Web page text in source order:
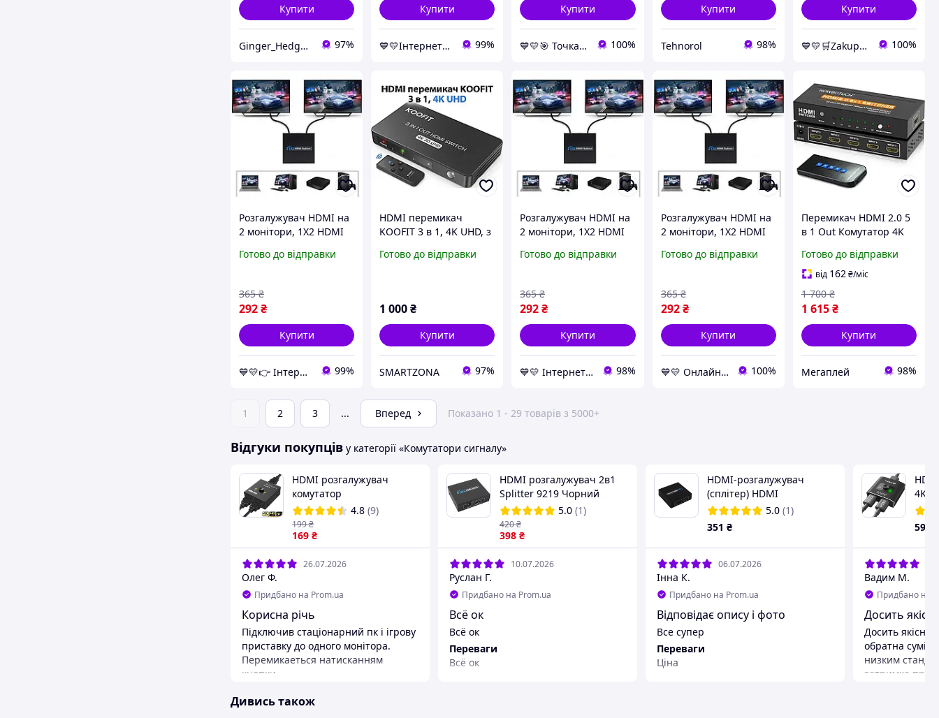
Купити
Ginger_Hedgehogshop 97%
Купити
💙💛Інтернет-магазин NaVubir - navubir.com.ua 🎁% 🚚 ⤵ 99%
Купити
💙💛🎯 Точка кращих покупок ⚖ ⤵ 100%
Купити
Tehnorol 98%
Купити
💙💛🛒Zakupka - магазин для зручних покупок, з швидкою доставкою по Украіні 🎁% 🚚 ⤵ 100%
Розгалужувач HDMI на
2 монітори, 1X2 HDMI
сплітер hdmi на 2
хаб
Готово до відправки
292₴
365 ₴
Купити
💙💛👉 Інтернет-маркет "НашТорг" 🎁% 🚚 ⤵ 99%
HDMI перемикач
KOOFIT 3 в 1, 4K UHD, з
перемикання,
проектор
Готово до відправки
1 000₴
Купити
SMARTZONA 97%
Розгалужувач HDMI на
2 монітори, 1X2 HDMI
сплітер hdmi на 2
хаб
Готово до відправки
292₴
365 ₴
Купити
💙💛 Інтернет-магазин Non-Stop 🎁% 🚚 ⤵ 98%
Розгалужувач HDMI на
2 монітори, 1X2 HDMI
сплітер hdmi на 2
хаб
Готово до відправки
292 ₴
365 ₴
Купити
💙💛 Онлайн-гіпермаркет "УкрШоппинг" 👌🎁 🚚 ⤵ 100%
Перемикач HDMI 2.0 5
в 1 Out Комутатор 4K
3840 x 2160
Готово до відправки
від 162₴/міс
1 615₴
1 700 ₴
Купити
Мегаплей 98%
1 2 3 ... Вперед Показано 1 - 29 товарів з 5000+
Відгуки покупців у категорії «Комутатори сигналу»
HDMI розгалужувач
комутатор
двонаправлений
перемикач 2x1 1x2 для
монітора телевізора PS4
Xbox Plug Play аудіо Dolby
DTS 4K 60Hz
4.8 (9)
169 ₴
199₴
26.07.2026
Олег Ф.
Придбано на Prom.ua
Корисна річь
Підключив стаціонарний пк і ігрову
приставку до одного монітора.
Перемикаеться натисканням
кнопки.
Працюе без блока живлення
HDMI розгалужувач 2в1
Splitter 9219 Чорний
5.0 (1)
398 ₴
420₴
10.07.2026
Руслан Г.
Придбано на Prom.ua
Всё ок
Всё ок
Переваги
Всё ок
HDMI-розгалужувач
(сплітер) HDMI
розгалужувач на 2 порти
HDMI SPLITTER 1 in 2 Топ
5.0 (1)
351 ₴
06.07.2026
Інна К.
Придбано на Prom.ua
Відповідає опису і фото
Все супер
Переваги
Ціна
4K
590
Вадим М.
Придбано на
Досить
Досить якісне
обратна
низким
затримка при
Дивись також